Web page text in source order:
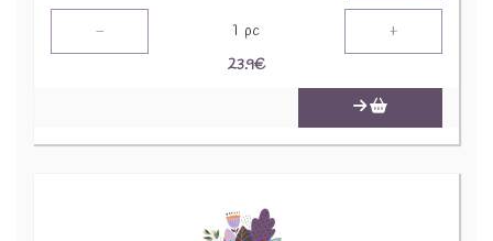
- 1 pc +
23.9€